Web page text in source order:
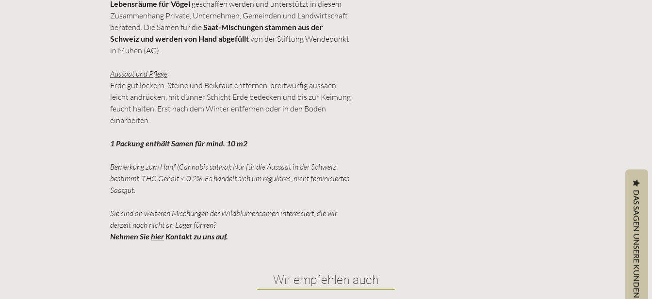
Lebensräume für Vögel geschaffen werden und unterstützt in diesem
Zusammenhang Private, Unternehmen, Gemeinden und Landwirtschaft
beratend. Die Samen für dieSaat-Mischungen stammen aus der
Schweiz und werden von Hand abgefülltvon der Stiftung Wendepunkt
in Muhen (AG).
Aussaat und Pflege
Erde gut lockern, Steine und Beikraut entfernen, breitwürfig aussäen,
leicht andrücken, mit dünner Schicht Erde bedecken und bis zur Keimung
feucht halten. Erst nach dem Winter entfernen oder in den Boden
einarbeiten.
1 Packung enthält Samen für mind. 10 m2
Bemerkung zum Hanf (Cannabis sativa): Nur für die Aussaat in der Schweiz
bestimmt. THC-Gehalt < 0.2%. Es handelt sich um reguläres, nicht feminisiertes
Saatgut.
Sie sind an weiteren Mischungen der Wildblumensamen interessiert, die wir
derzeit noch nicht an Lager führen?
Nehmen Siehier Kontakt zu uns auf.
Wir empfehlen auch DAS SAGEN UNSERE KUNDEN